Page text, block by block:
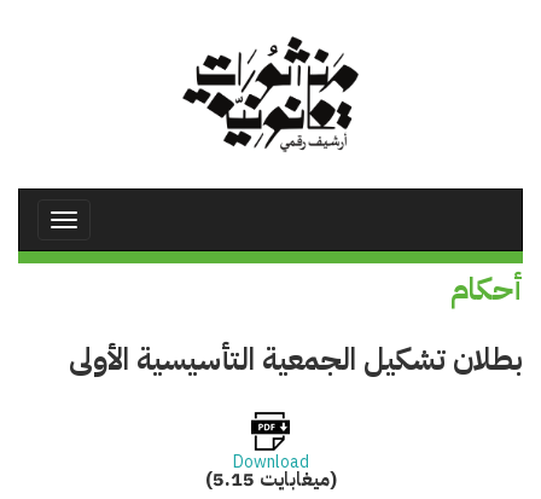
Toggle
أحكام
بطلان تشكيل الجمعية التأسيسية الأولى
Download
(5.15 ميغابايت)